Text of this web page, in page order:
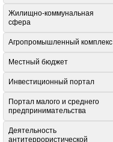
Жилищно-коммунальная
сфера
Агропромышленный комплекс
Местный бюджет
Инвестиционный портал
Портал малого и среднего
предпринимательства
Деятельность
антитеррористической